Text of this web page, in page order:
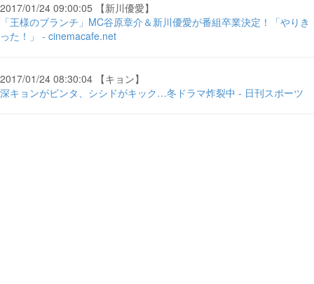
2017/01/24 09:00:05 【新川優愛】
「王様のブランチ」MC谷原章介＆新川優愛が番組卒業決定！「やりき
った！」 - cinemacafe.net
2017/01/24 08:30:04 【キョン】
深キョンがビンタ、シシドがキック…冬ドラマ炸裂中 - 日刊スポーツ